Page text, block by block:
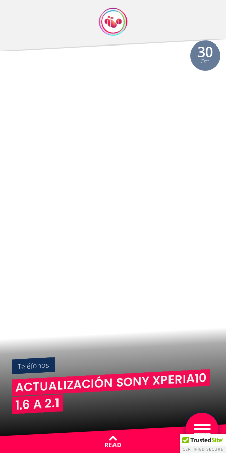
30
Oct
Teléfonos
ACTUALIZACIÓN SONY XPERIA10
1.6 A 2.1
READ